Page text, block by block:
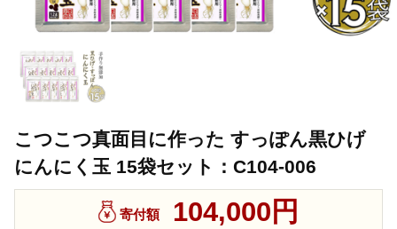
こつこつ真面目に作った すっぽん黒ひげ
にんにく玉 15袋セット：C104-006
寄付額 104,000円